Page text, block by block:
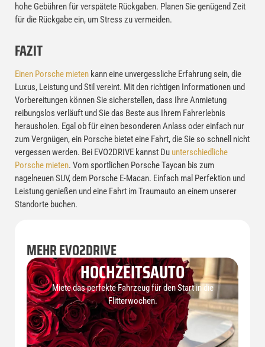
hohe Gebühren für verspätete Rückgaben. Planen Sie genügend Zeit
für die Rückgabe ein, um Stress zu vermeiden.
FAZIT
Einen Porsche mieten kann eine unvergessliche Erfahrung sein, die
Luxus, Leistung und Stil vereint. Mit den richtigen Informationen und
Vorbereitungen können Sie sicherstellen, dass Ihre Anmietung
reibungslos verläuft und Sie das Beste aus Ihrem Fahrerlebnis
herausholen. Egal ob für einen besonderen Anlass oder einfach nur
zum Vergnügen, ein Porsche bietet eine Fahrt, die Sie so schnell nicht
vergessen werden. Bei EVO2DRIVE kannst Du unterschiedliche
Porsche mieten. Vom sportlichen Porsche Taycan bis zum
nagelneuen SUV, dem Porsche E-Macan. Einfach mal Perfektion und
Leistung genießen und eine Fahrt im Traumauto an einem unserer
Standorte buchen.
MEHR EVO2DRIVE
HOCHZEITSAUTO
Miete das perfekte Fahrzeug für den Start in die
Flitterwochen.